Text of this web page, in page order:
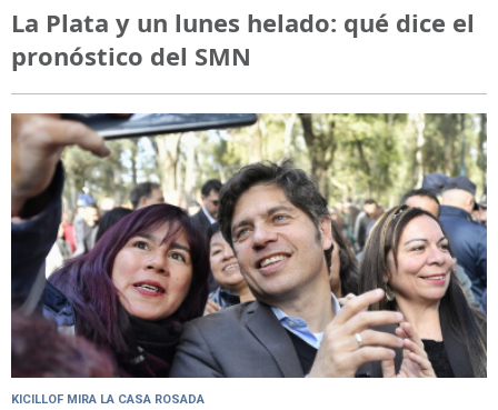
La Plata y un lunes helado: qué dice el
pronóstico del SMN
KICILLOF MIRA LA CASA ROSADA